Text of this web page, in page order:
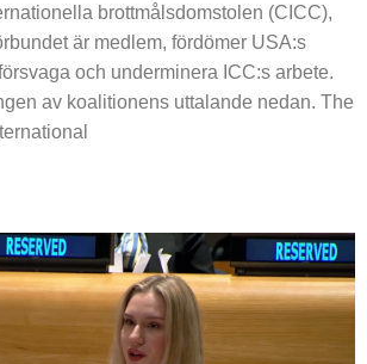
brottmålsdomstolen (CICC),
är medlem, fördömer USA:s
och underminera ICC:s arbete.
av koalitionens uttalande nedan. The